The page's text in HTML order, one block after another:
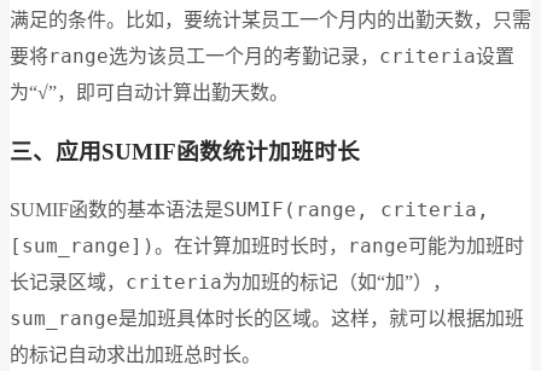
满足的条件。比如，要统计某员工一个月内的出勤天数，只需
要将range选为该员工一个月的考勤记录， criteria设置
为“√”，即可自动计算出勤天数。
三、应用SUMIF函数统计加班时长
SUMIF函数的基本语法是SUMIF(range, criteria,
[sum_range])。在计算加班时长时， range可能为加班时
长记录区域， criteria为加班的标记（如“加”），
sum_range是加班具体时长的区域。这样，就可以根据加班
的标记自动求出加班总时长。